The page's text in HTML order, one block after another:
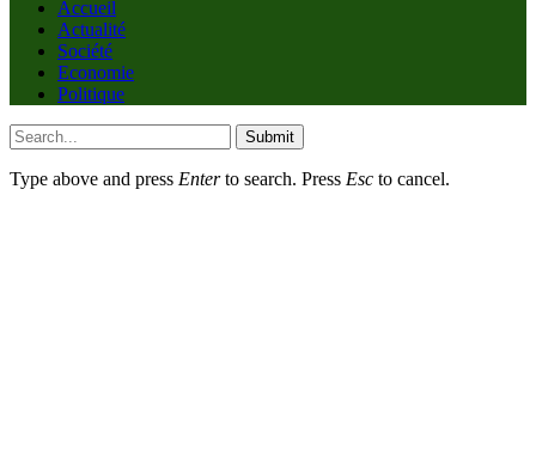
Accueil
Actualité
Société
Economie
Politique
Submit
Type above and press Enterto search. Press Esc to cancel.